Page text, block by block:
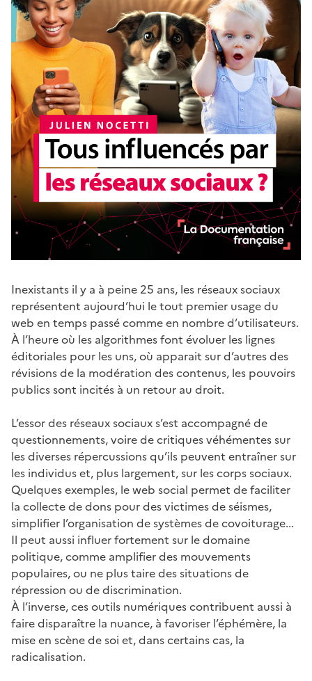
Inexistants il y a à peine 25 ans, les réseaux sociaux
représentent aujourd’hui le tout premier usage du
web en temps passé comme en nombre d’utilisateurs.
À l’heure où les algorithmes font évoluer les lignes
éditoriales pour les uns, où apparait sur d’autres des
révisions de la modération des contenus, les pouvoirs
publics sont incités à un retour au droit.
L’essor des réseaux sociaux s’est accompagné de
questionnements, voire de critiques véhémentes sur
les diverses répercussions qu’ils peuvent entraîner sur
les individus et, plus largement, sur les corps sociaux.
Quelques exemples, le web social permet de faciliter
la collecte de dons pour des victimes de séismes,
simplifier l’organisation de systèmes de covoiturage...
Il peut aussi influer fortement sur le domaine
politique, comme amplifier des mouvements
populaires, ou ne plus taire des situations de
répression ou de discrimination.
À l’inverse, ces outils numériques contribuent aussi à
faire disparaître la nuance, à favoriser l’éphémère, la
mise en scène de soi et, dans certains cas, la
radicalisation.